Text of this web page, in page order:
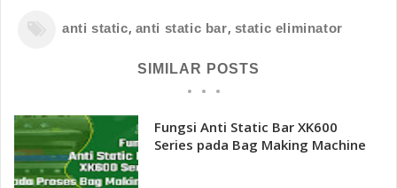
anti static, anti static bar, static eliminator
SIMILAR POSTS
Fungsi Anti Static Bar XK600
Series pada Bag Making Machine